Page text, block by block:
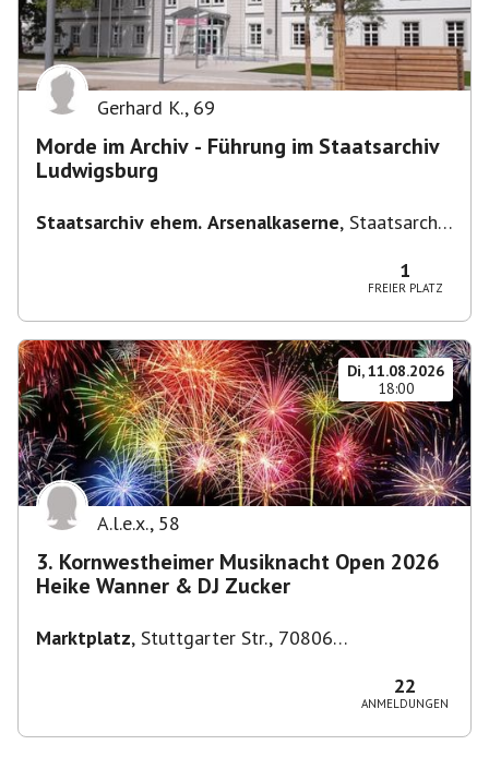
Gerhard K., 69
Morde im Archiv - Führung im Staatsarchiv
Ludwigsburg
Staatsarchiv ehem. Arsenalkaserne, Staatsarchiv
1
FREIER PLATZ
Di, 11.08.2026
18:00
A.l.e.x., 58
3. Kornwestheimer Musiknacht Open 2026
Heike Wanner & DJ Zucker
Marktplatz, Stuttgarter Str., 70806
22
ANMELDUNGEN